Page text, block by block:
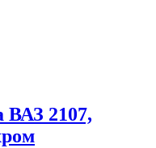
ВАЗ 2107,